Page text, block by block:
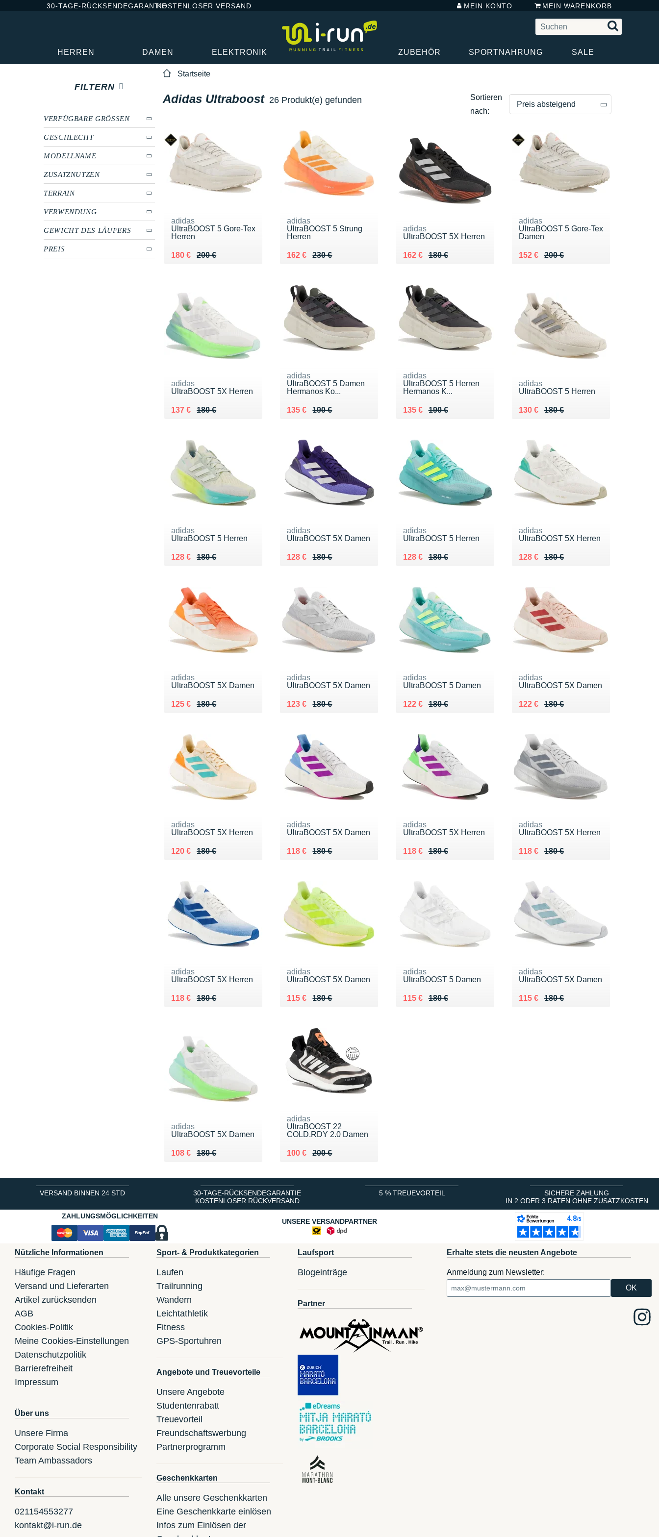
30-TAGE-RÜCKSENDEGARANTIEKOSTENLOSER VERSAND MEIN KONTO MEIN WARENKORB
HERREN DAMEN ELEKTRONIK ZUBEHÖR SPORTNAHRUNG SALE
Startseite
FILTERN
VERFÜGBARE GRÖSSEN
GESCHLECHT
MODELLNAME
ZUSATZNUTZEN
TERRAIN
VERWENDUNG
GEWICHT DES LÄUFERS
PREIS
Adidas Ultraboost 26 Produkt(e) gefunden
Sortieren
nach:
Preis absteigend
Preis aufsteigend
adidas
UltraBOOST 5 Gore-Tex
Herren
200 €
Au lieu de 200 €
180 €
Vendu 180 €
adidas
UltraBOOST 5 Strung
Herren
230 €
Au lieu de 230 €
162 €
Vendu 162 €
adidas
UltraBOOST 5X Herren
180 €
Au lieu de 180 €
162 €
Vendu 162 €
adidas
UltraBOOST 5 Gore-Tex
Damen
200 €
Au lieu de 200 €
152 €
Vendu 152 €
adidas
UltraBOOST 5X Herren
180 €
Au lieu de 180 €
137 €
Vendu 137 €
adidas
UltraBOOST 5 Damen
Hermanos Ko...
190 €
Au lieu de 190 €
135 €
Vendu 135 €
adidas
UltraBOOST 5 Herren
Hermanos K...
190 €
Au lieu de 190 €
135 €
Vendu 135 €
adidas
UltraBOOST 5 Herren
180 €
Au lieu de 180 €
130 €
Vendu 130 €
adidas
UltraBOOST 5 Herren
180 €
Au lieu de 180 €
128 €
Vendu 128 €
adidas
UltraBOOST 5X Damen
180 €
Au lieu de 180 €
128 €
Vendu 128 €
adidas
UltraBOOST 5 Herren
180 €
Au lieu de 180 €
128 €
Vendu 128 €
adidas
UltraBOOST 5X Herren
180 €
Au lieu de 180 €
128 €
Vendu 128 €
adidas
UltraBOOST 5X Damen
180 €
Au lieu de 180 €
125 €
Vendu 125 €
adidas
UltraBOOST 5X Damen
180 €
Au lieu de 180 €
123 €
Vendu 123 €
adidas
UltraBOOST 5 Damen
180 €
Au lieu de 180 €
122 €
Vendu 122 €
adidas
UltraBOOST 5X Damen
180 €
Au lieu de 180 €
122 €
Vendu 122 €
adidas
UltraBOOST 5X Herren
180 €
Au lieu de 180 €
120 €
Vendu 120 €
adidas
UltraBOOST 5X Damen
180 €
Au lieu de 180 €
118 €
Vendu 118 €
adidas
UltraBOOST 5X Herren
180 €
Au lieu de 180 €
118 €
Vendu 118 €
adidas
UltraBOOST 5X Herren
180 €
Au lieu de 180 €
118 €
Vendu 118 €
adidas
UltraBOOST 5X Herren
180 €
Au lieu de 180 €
118 €
Vendu 118 €
adidas
UltraBOOST 5X Damen
180 €
Au lieu de 180 €
115 €
Vendu 115 €
adidas
UltraBOOST 5 Damen
180 €
Au lieu de 180 €
115 €
Vendu 115 €
adidas
UltraBOOST 5X Damen
180 €
Au lieu de 180 €
115 €
Vendu 115 €
adidas
UltraBOOST 5X Damen
180 €
Au lieu de 180 €
108 €
Vendu 108 €
adidas
UltraBOOST 22
COLD.RDY 2.0 Damen
200 €
Au lieu de 200 €
100 €
Vendu 100 €
VERSAND BINNEN 24 STD
30-TAGE-RÜCKSENDEGARANTIE
KOSTENLOSER RÜCKVERSAND
5 % TREUEVORTEIL
SICHERE ZAHLUNG
IN 2 ODER 3 RATEN OHNE ZUSATZKOSTEN
ZAHLUNGSMÖGLICHKEITEN
UNSERE VERSANDPARTNER
Nützliche Informationen
Häufige Fragen
Versand und Lieferarten
Artikel zurücksenden
AGB
Cookies-Politik
Meine Cookies-Einstellungen
Datenschutzpolitik
Barrierefreiheit
Impressum
Über uns
Unsere Firma
Corporate Social Responsibility
Team Ambassadors
Kontakt
021154553277
kontakt@i-run.de
Sport- & Produktkategorien
Laufen
Trailrunning
Wandern
Leichtathletik
Fitness
GPS-Sportuhren
Angebote und Treuevorteile
Unsere Angebote
Studentenrabatt
Treuevorteil
Freundschaftswerbung
Partnerprogramm
Geschenkkarten
Alle unsere Geschenkkarten
Eine Geschenkkarte einlösen
Infos zum Einlösen der
Laufsport
Blogeinträge
Partner
Erhalte stets die neusten Angebote
Anmeldung zum Newsletter: